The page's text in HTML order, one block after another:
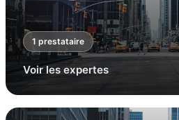
1 prestataire
Voir les expertes